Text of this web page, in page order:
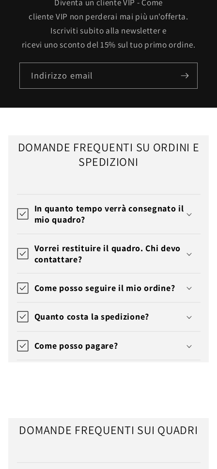
cliente VIP non perderai mai più un'offerta.
Iscriviti subito alla newsletter e
ricevi uno sconto del 15% sul tuo primo ordine.
Indirizzo email
DOMANDE FREQUENTI SU ORDINI E
SPEDIZIONI
In quanto tempo verrà consegnato il
mio quadro?
Vorrei restituire il quadro. Chi devo
contattare?
Come posso seguire il mio ordine?
Quanto costa la spedizione?
Come posso pagare?
DOMANDE FREQUENTI SUI QUADRI